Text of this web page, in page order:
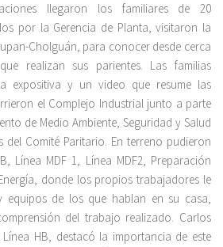
llegaron los familiares de 20
por la Gerencia de Planta, visitaron la
Cholguán, para conocer desde cerca
realizan sus parientes. Las familias
expositiva y un video que resume las
el Complejo Industrial junto a parte
de Medio Ambiente, Seguridad y Salud
del Comité Paritario. En terreno pudieron
Línea MDF 1, Línea MDF2, Preparación
donde los propios trabajadores le
equipos de los que hablan en su casa,
del trabajo realizado. Carlos
Línea HB, destacó la importancia de este